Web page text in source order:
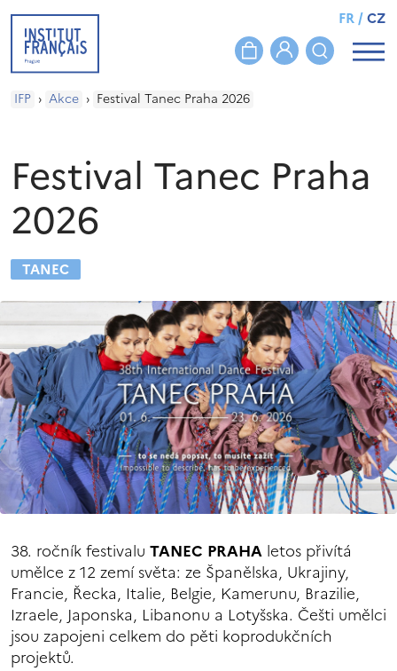
FR/CZ
IFP › Akce › Festival Tanec Praha 2026
Festival Tanec Praha
2026
TANEC
38. ročník festivalu TANEC PRAHA letos přivítá
umělce z 12 zemí světa: ze Španělska, Ukrajiny,
Francie, Řecka, Italie, Belgie, Kamerunu, Brazilie,
Izraele, Japonska, Libanonu a Lotyšska. Češti umělci
jsou zapojeni celkem do pěti koprodukčních
projektů.